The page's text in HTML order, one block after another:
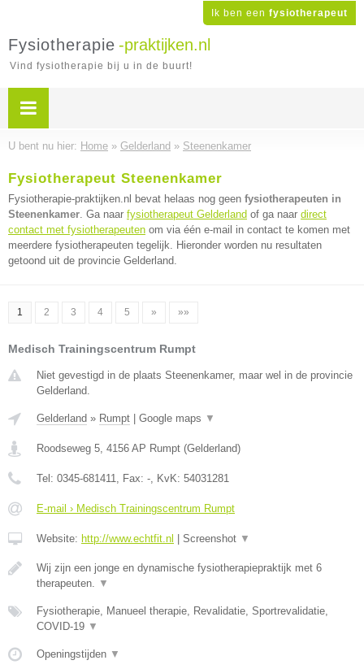
Ik ben een fysiotherapeut
Fysiotherapie -praktijken.nl
Vind fysiotherapie bij u in de buurt!
U bent nu hier: Home » Gelderland » Steenenkamer
Fysiotherapeut Steenenkamer
Fysiotherapie-praktijken.nl bevat helaas nog geen fysiotherapeuten in
Steenenkamer. Ga naar fysiotherapeut Gelderland of ga naar direct
contact met fysiotherapeuten om via één e-mail in contact te komen met
meerdere fysiotherapeuten tegelijk. Hieronder worden nu resultaten
getoond uit de provincie Gelderland.
1 2 3 4 5 » »»
Medisch Trainingscentrum Rumpt
Niet gevestigd in de plaats Steenenkamer, maar wel in de provincie
Gelderland.
Gelderland » Rumpt Google maps ▼
Roodseweg 5, 4156 AP Rumpt (Gelderland)
Tel: 0345-681411, Fax: -, KvK: 54031281
E-mail › Medisch Trainingscentrum Rumpt
Website: http://www.echtfit.nl Screenshot ▼
Wij zijn een jonge en dynamische fysiotherapiepraktijk met 6
therapeuten. ▼
Fysiotherapie, Manueel therapie, Revalidatie, Sportrevalidatie,
COVID-19 ▼
Openingstijden ▼